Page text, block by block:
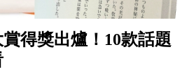
得獎出爐！10款話題